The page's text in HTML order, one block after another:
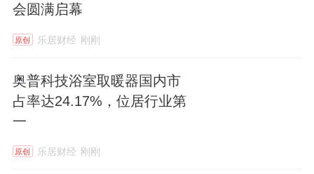
会圆满启幕
原创 乐居财经 刚刚
奥普科技浴室取暖器国内市
占率达24.17%，位居行业第
一
原创 乐居财经 刚刚